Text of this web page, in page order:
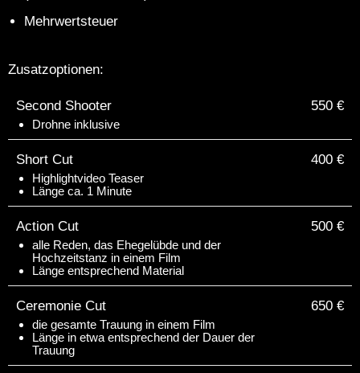
Mehrwertsteuer
Zusatzoptionen:
Second Shooter
Drohne inklusive
550 €
Short Cut
Highlightvideo Teaser
Länge ca. 1 Minute
400 €
Action Cut
alle Reden, das Ehegelübde und der
Hochzeitstanz in einem Film
Länge entsprechend Material
500 €
Ceremonie Cut
die gesamte Trauung in einem Film
Länge in etwa entsprechend der Dauer der
Trauung
650 €